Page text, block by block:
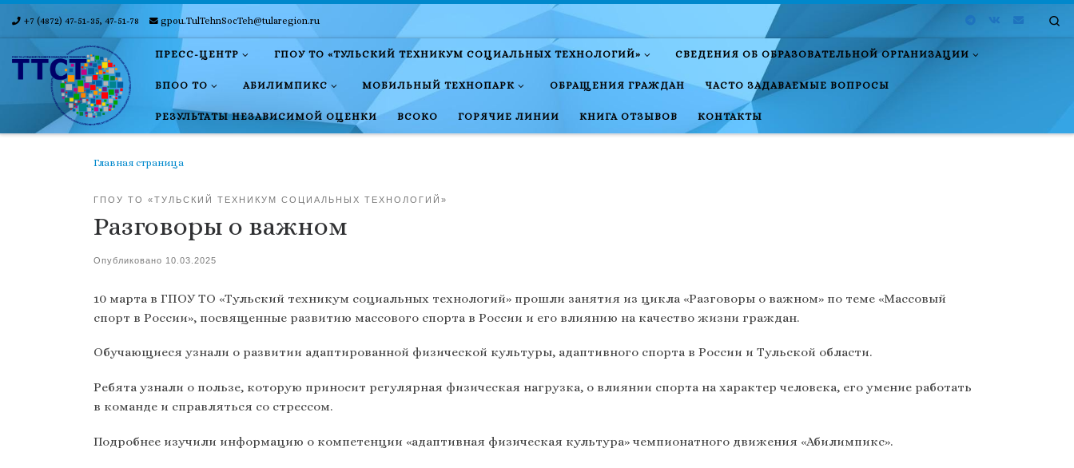
Skip to content
+7 (4872) 47-51-35, 47-51-78 gpou.TulTehnSocTeh@tularegion.ru
ПРЕСС-ЦЕНТР ГПОУ ТО «ТУЛЬСКИЙ ТЕХНИКУМ СОЦИАЛЬНЫХ ТЕХНОЛОГИЙ» СВЕДЕНИЯ ОБ ОБРАЗОВАТЕЛЬНОЙ ОРГАНИЗАЦИИ
БПОО ТО АБИЛИМПИКС МОБИЛЬНЫЙ ТЕХНОПАРК ОБРАЩЕНИЯ ГРАЖДАН ЧАСТО ЗАДАВАЕМЫЕ ВОПРОСЫ
РЕЗУЛЬТАТЫ НЕЗАВИСИМОЙ ОЦЕНКИ ВСОКО ГОРЯЧИЕ ЛИНИИ КНИГА ОТЗЫВОВ КОНТАКТЫ
Главная страница
ГПОУ ТО «ТУЛЬСКИЙ ТЕХНИКУМ СОЦИАЛЬНЫХ ТЕХНОЛОГИЙ»
Разговоры о важном
Опубликовано 10.03.2025
10 марта в ГПОУ ТО «Тульский техникум социальных технологий» прошли занятия из цикла «Разговоры о важном» по теме «Массовый
спорт в России», посвященные развитию массового спорта в России и его влиянию на качество жизни граждан.
Обучающиеся узнали о развитии адаптированной физической культуры, адаптивного спорта в России и Тульской области.
Ребята узнали о пользе, которую приносит регулярная физическая нагрузка, о влиянии спорта на характер человека, его умение работать
в команде и справляться со стрессом.
Подробнее изучили информацию о компетенции «адаптивная физическая культура» чемпионатного движения «Абилимпикс».